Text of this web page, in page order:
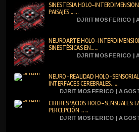
SINESTESIA HOLO-
PAISAJES ......
DJRITMOSFERICO |
NEUROARTE HOLO-
SINESTÉSICAS EN......
DJRITMOSFERICO |
NEURO-REALIDAD HOLO-
INTERFACES CEREBRALES......
DJRITMOSFERICO |
CIBERESPACIOS HOLO-SENSUALES:
PERCEPCIÓN ......
DJRITMOSFERICO |